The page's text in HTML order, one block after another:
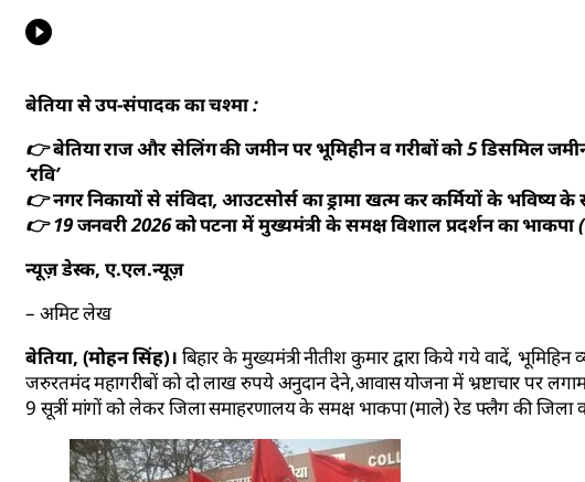
बेतिया से उप-संपादक का चश्मा:
👉 बेतिया राज और सेलिंग की जमीन पर भूमिहीन व गरीबों को 5 डिसमिल
‘रवि’
👉 नगर निकायों से संविदा, आउटसोर्स का ड्रामा खत्म कर कर्मियों के भविष्य
👉 19 जनवरी 2026 को पटना में मुख्यमंत्री के समक्ष विशाल प्रदर्शन का
न्यूज़ डेस्क, ए.एल.न्यूज़
– अमिट लेख
बेतिया, (मोहन सिंह)। बिहार के मुख्यमंत्री नीतीश कुमार द्वारा किये गये वादें,
जरुरतमंद महागरीबों को दो लाख रुपये अनुदान देने,आवास योजना में भ्रष्टाचार पर
9 सूत्रीं मांगों को लेकर जिला समाहरणालय के समक्ष भाकपा (माले) रेड फ्लैग की जिला